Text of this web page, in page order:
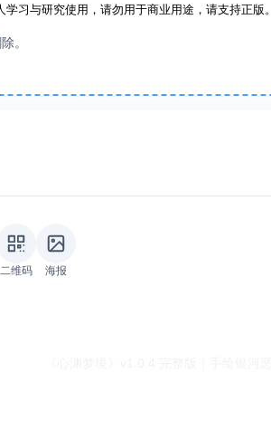
习与研究使用，请勿用于商业用途，请支持正版。
。
二维码 海报